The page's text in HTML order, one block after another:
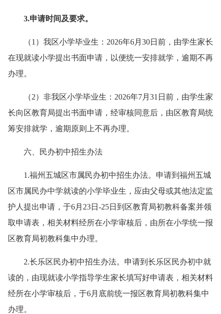
3.申请时间及要求。
（1）我区小学毕业生：2026年6月30日前，由学生家长
在现就读小学提出书面申请，以便统一安排就学，逾期不再
办理。
（2）非我区小学毕业生：2026年7月31日前，由学生家
长向区教育局提出书面申请，经审核同意后，由区教育局统
筹安排就学，逾期原则上不再办理。
六、民办初中招生办法
1.福州五城区市属民办初中招生办法。申请到福州五城
区市属民办中学就读的小学毕业生， 应由父母或其他法定监
护人提出申请，于6月23日-25日到区教育局初教科备案并领
取申请表，相关材料经所在小学审核后，由所在小学统一报
区教育局初教科集中办理。
2.长乐区民办初中招生办法。申请到 长乐区民办初中就
读的 ， 由现就读小学指导学生家长填写好申请表， 相关材料
经所在小学审核后，于6月底前统一报区教育局初教科集中
办理。